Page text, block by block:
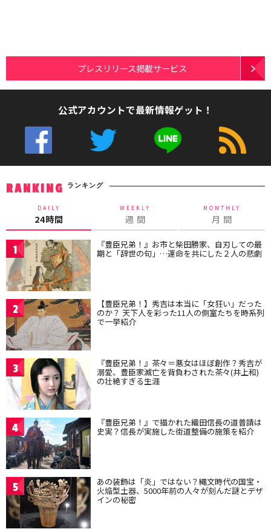
プレスリリース掲載サービス
公式アカウントで最新情報ゲット！
RANKING ランキング
DAILY
24時間
WEEKLY
週 間
MONTHLY
月 間
1 『豊臣兄弟！』お市と柴田勝家、自刃しての最
期と「辞世の句」…運命を共にした２人の悲劇
2 【豊臣兄弟！】秀吉は本当に「女狂い」だった
のか？ 天下人を彩った11人の側室たちを時系列
で一挙紹介
3 『豊臣兄弟！』茶々＝悪女はほぼ創作？秀吉が
溺愛、豊臣家滅亡を背負わされた茶々(井上和)
の壮絶すぎる生涯
4 『豊臣兄弟！』で描かれた織田信長の道普請は
史実？信長が実施した街道整備の施策を紹介
5 あの装飾は「炎」ではない？縄文時代の国宝・
火焔型土器、5000年前の人々が刻んだ謎とデザ
インの秘密